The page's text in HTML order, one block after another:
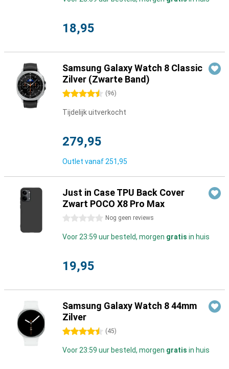
18,95
Samsung Galaxy Watch 8 Classic
Zilver (Zwarte Band)
4.5 sterren (96)
Tijdelijk uitverkocht
279,95
Outlet vanaf 251,95
Just in Case TPU Back Cover
Zwart POCO X8 Pro Max
0 sterren Nog geen reviews
Voor 23:59 uur besteld, morgen gratis in huis
19,95
Samsung Galaxy Watch 8 44mm
Zilver
4.5 sterren (45)
Voor 23:59 uur besteld, morgen gratis in huis